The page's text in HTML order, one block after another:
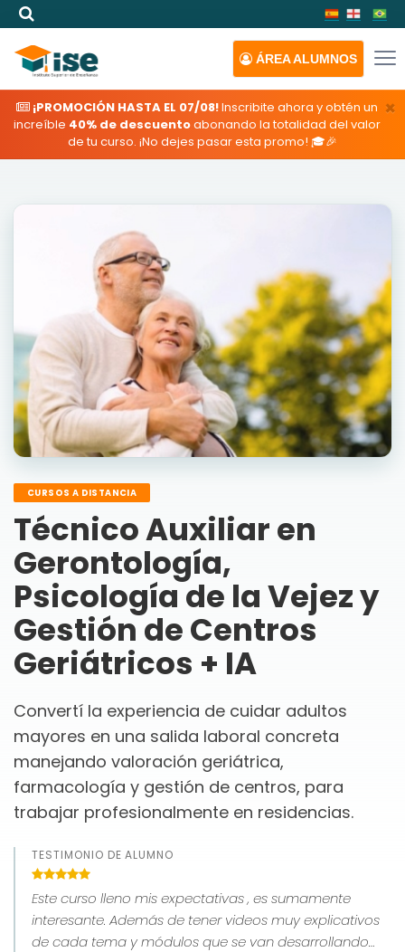
ÁREAALUMNOS
×
¡PROMOCIÓN HASTA EL 07/08!Inscribite ahora y obtén un
increíble 40% de descuentoabonando la totalidad del valor
de tu curso. ¡No dejes pasar esta promo! 🎓🎉
CURSOS A DISTANCIA
Técnico Auxiliar en
Gerontología,
Psicología de la Vejez y
Gestión de Centros
Geriátricos + IA
Convertí la experiencia de cuidar adultos
mayores en una salida laboral concreta
manejando valoración geriátrica,
farmacología y gestión de centros, para
trabajar profesionalmente en residencias.
TESTIMONIO DE ALUMNO
Este curso lleno mis expectativas , es sumamente
interesante. Además de tener videos muy explicativos
de cada tema y módulos que se van desarrollando